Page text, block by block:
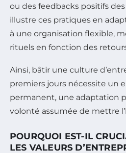
ou des feedbacks positifs
illustre ces pratiques en
à une organisation flexible,
rituels en fonction des
Ainsi, bâtir une culture
premiers jours nécessite un
permanent, une adaptation
volonté assumée de mettre
POURQUOI EST-IL
LES VALEURS